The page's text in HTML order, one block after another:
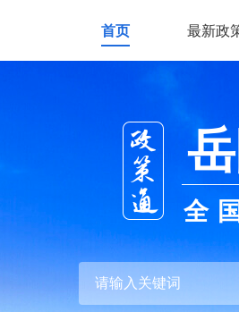
首页 最新政
全